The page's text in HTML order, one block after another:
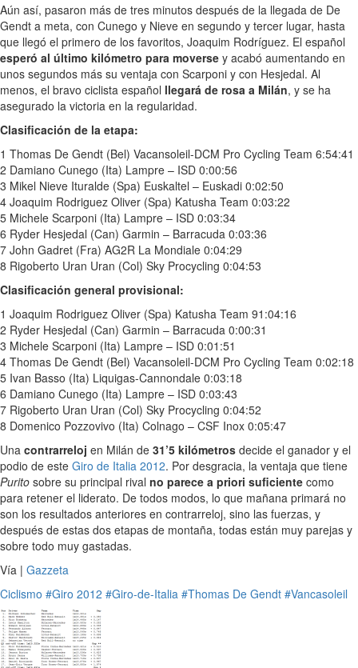
Aún así, pasaron más de tres minutos después de la llegada de De
Gendt a meta, con Cunego y Nieve en segundo y tercer lugar, hasta
que llegó el primero de los favoritos, Joaquim Rodríguez. El español
esperó al último kilómetro para moverse y acabó aumentando en
unos segundos más su ventaja con Scarponi y con Hesjedal. Al
menos, el bravo ciclista español llegará de rosa a Milán, y se ha
asegurado la victoria en la regularidad.
Clasificación de la etapa:
1 Thomas De Gendt (Bel) Vacansoleil-DCM Pro Cycling Team 6:54:41
2 Damiano Cunego (Ita) Lampre – ISD 0:00:56
3 Mikel Nieve Ituralde (Spa) Euskaltel – Euskadi 0:02:50
4 Joaquim Rodriguez Oliver (Spa) Katusha Team 0:03:22
5 Michele Scarponi (Ita) Lampre – ISD 0:03:34
6 Ryder Hesjedal (Can) Garmin – Barracuda 0:03:36
7 John Gadret (Fra) AG2R La Mondiale 0:04:29
8 Rigoberto Uran Uran (Col) Sky Procycling 0:04:53
Clasificación general provisional:
1 Joaquim Rodriguez Oliver (Spa) Katusha Team 91:04:16
2 Ryder Hesjedal (Can) Garmin – Barracuda 0:00:31
3 Michele Scarponi (Ita) Lampre – ISD 0:01:51
4 Thomas De Gendt (Bel) Vacansoleil-DCM Pro Cycling Team 0:02:18
5 Ivan Basso (Ita) Liquigas-Cannondale 0:03:18
6 Damiano Cunego (Ita) Lampre – ISD 0:03:43
7 Rigoberto Uran Uran (Col) Sky Procycling 0:04:52
8 Domenico Pozzovivo (Ita) Colnago – CSF Inox 0:05:47
Una contrarreloj en Milán de 31’5 kilómetros decide el ganador y el
podio de este Giro de Italia 2012. Por desgracia, la ventaja que tiene
Purito sobre su principal rival no parece a priori suficiente como
para retener el liderato. De todos modos, lo que mañana primará no
son los resultados anteriores en contrarreloj, sino las fuerzas, y
después de estas dos etapas de montaña, todas están muy parejas y
sobre todo muy gastadas.
Vía | Gazzeta
Ciclismo #Giro 2012 #Giro-de-Italia #Thomas De Gendt #Vancasoleil